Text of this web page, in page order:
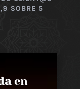
SOBRE 5
en